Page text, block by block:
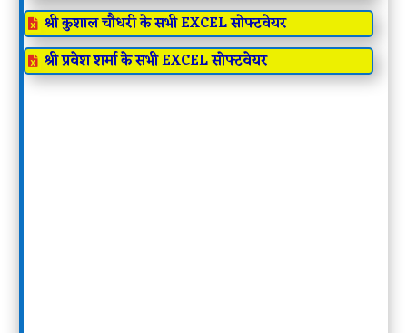
 श्री कुशाल चौधरी के सभी EXCEL सोफ्टवेयर
 श्री प्रवेश शर्मा के सभी EXCEL सोफ्टवेयर